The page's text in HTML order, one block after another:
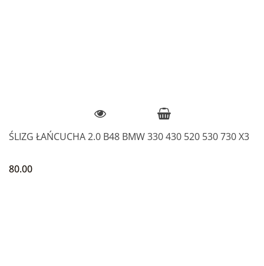
ŚLIZG ŁAŃCUCHA 2.0 B48 BMW 330 430 520 530 730 X3
80.00